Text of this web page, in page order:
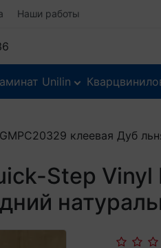
Наши работы
Unilin
клеевая Дуб
Step Vinyl